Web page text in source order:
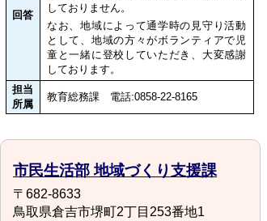
回答
しておりません。
なお、地域によって通学時の見守り活動
として、地域の方々がボランティアで児
童と一緒に登校していただき、大変感謝
しております。
担当
所属
教育総務課 電話:0858-22-8165
市民生活部 地域づくり支援課
〒682-8633
鳥取県倉吉市堺町2丁目253番地1